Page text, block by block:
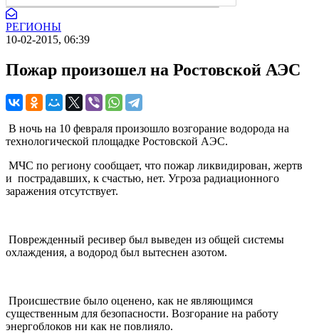
РЕГИОНЫ
10-02-2015, 06:39
Пожар произошел на Ростовской АЭС
В ночь на 10 февраля произошло возгорание водорода на
технологической площадке Ростовской АЭС.
МЧС по региону сообщает, что пожар ликвидирован, жертв
и пострадавших, к счастью, нет. Угроза радиационного
заражения отсутствует.
Поврежденный ресивер был выведен из общей системы
охлаждения, а водород был вытеснен азотом.
Происшествие было оценено, как не являющимся
существенным для безопасности. Возгорание на работу
энергоблоков ни как не повлияло.